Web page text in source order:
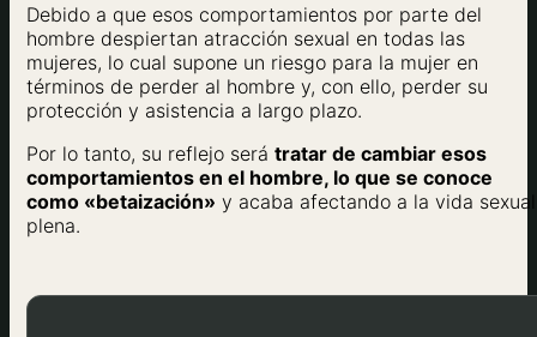
Debido a que esos comportamientos por parte del
hombre despiertan atracción sexual en todas las
mujeres, lo cual supone un riesgo para la mujer en
términos de perder al hombre y, con ello, perder su
protección y asistencia a largo plazo.
Por lo tanto, su reflejo será tratar de cambiar esos
comportamientos en el hombre, lo que se conoce
como «betaización» y acaba afectando a la vida sexual
plena.